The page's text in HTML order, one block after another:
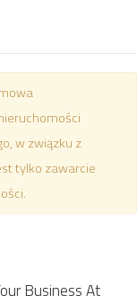
w związku z
tylko zawarcie
Business At